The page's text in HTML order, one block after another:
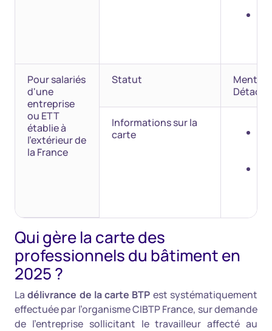
Pour salariés
d'une
entreprise
ou ETT
établie à
l'extérieur de
la France
Statut
Informations sur la
carte
Qui gère la carte des
professionnels du bâtiment en
2025 ?
Ladélivrance de la carte BTP est systématiquement
effectuée par l’organisme CIBTP France, sur demande
de l’entreprise sollicitant le travailleur affecté au